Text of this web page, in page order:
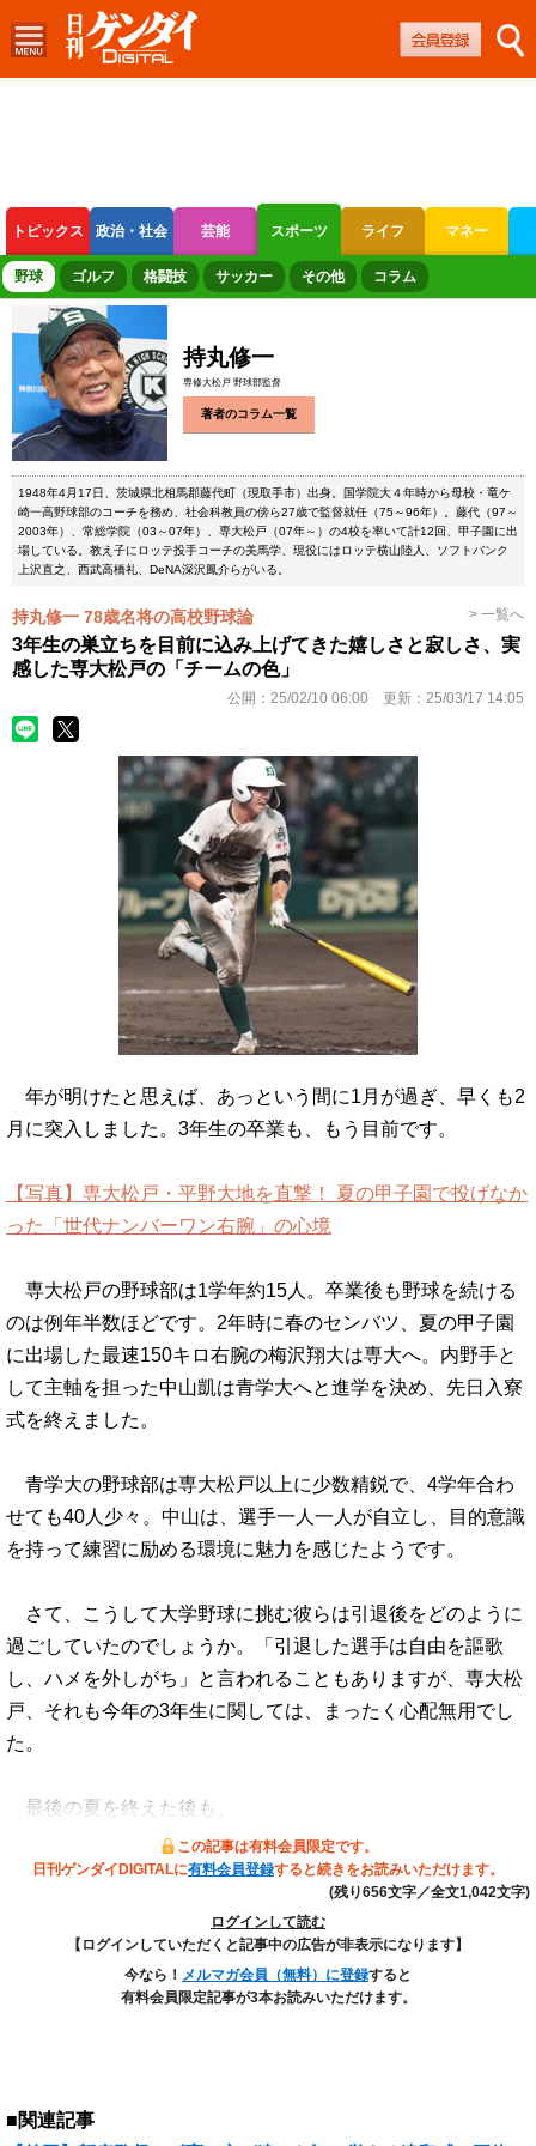
トピックス 政治・社会 芸能 スポーツ ライフ マネー
ボートレース 競輪 オートレース
野球 ゴルフ 格闘技 サッカー その他 コラム
持丸修一
専修大松戸 野球部監督
著者のコラム一覧
1948年4月17日、茨城県北相馬郡藤代町（現取手市）出身。国学院大４年時から母校・竜ケ
崎一高野球部のコーチを務め、社会科教員の傍ら27歳で監督就任（75～96年）。藤代（97～
2003年）、常総学院（03～07年）、専大松戸（07年～）の4校を率いて計12回、甲子園に出
場している。教え子にロッテ投手コーチの美馬学、現役にはロッテ横山陸人、ソフトバンク
上沢直之、西武高橋礼、DeNA深沢鳳介らがいる。
持丸修一 78歳名将の高校野球論 > 一覧へ
3年生の巣立ちを目前に込み上げてきた嬉しさと寂しさ、実
感した専大松戸の「チームの色」
公開： 25/02/10 06:00 更新： 25/03/17 14:05
年が明けたと思えば、あっという間に1月が過ぎ、早くも2
月に突入しました。3年生の卒業も、もう目前です。
【写真】専大松戸・平野大地を直撃！ 夏の甲子園で投げなか
った「世代ナンバーワン右腕」の心境
専大松戸の野球部は1学年約15人。卒業後も野球を続ける
のは例年半数ほどです。2年時に春のセンバツ、夏の甲子園
に出場した最速150キロ右腕の梅沢翔大は専大へ。内野手と
して主軸を担った中山凱は青学大へと進学を決め、先日入寮
式を終えました。
青学大の野球部は専大松戸以上に少数精鋭で、4学年合わ
せても40人少々。中山は、選手一人一人が自立し、目的意識
を持って練習に励める環境に魅力を感じたようです。
さて、こうして大学野球に挑む彼らは引退後をどのように
過ごしていたのでしょうか。「引退した選手は自由を謳歌
し、ハメを外しがち」と言われることもありますが、専大松
戸、それも今年の3年生に関しては、まったく心配無用でし
た。
最後の夏を終えた後も、
この記事は有料会員限定です。
日刊ゲンダイDIGITALに有料会員登録すると続きをお読みいただけます。
(残り656文字／全文1,042文字)
ログインして読む
【ログインしていただくと記事中の広告が非表示になります】
今なら！ メルマガ会員（無料）に登録すると
有料会員限定記事が3本お読みいただけます。
■関連記事